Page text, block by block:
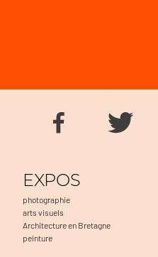
EXPOS
photographie
arts visuels
Architecture en Bretagne
peinture